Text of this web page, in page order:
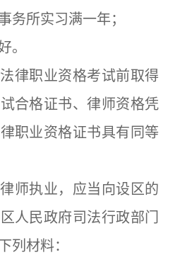
所实习满一年；
职业资格考试前取得
合格证书、律师资格凭
职业资格证书具有同等
执业，应当向设区的
人民政府司法行政部门
列材料：